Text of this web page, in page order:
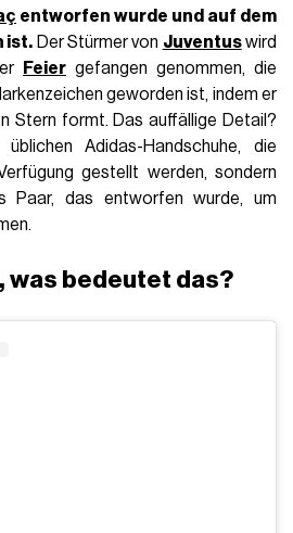
entworfen wurde und auf dem
ist. Der Stürmer von Juventuswird
Feier gefangen genommen, die
geworden ist, indem er
Stern formt. Das auffällige Detail?
Adidas-Handschuhe, die
gestellt werden, sondern
Paar, das entworfen wurde, um
was bedeutet das?